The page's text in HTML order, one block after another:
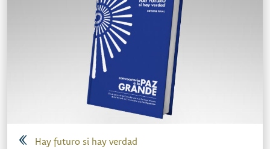
Hay futuro si hay verdad